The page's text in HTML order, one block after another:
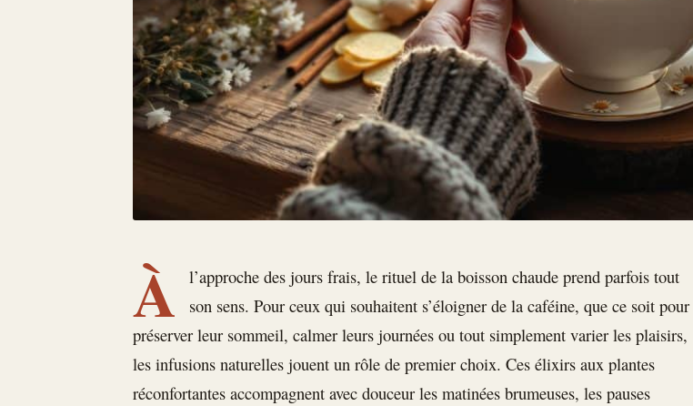
À
l’approche des jours frais, le rituel de la boisson chaude prend parfois tout
son sens. Pour ceux qui souhaitent s’éloigner de la caféine, que ce soit pour
préserver leur sommeil, calmer leurs journées ou tout simplement varier les plaisirs,
les infusions naturelles jouent un rôle de premier choix. Ces élixirs aux plantes
réconfortantes accompagnent avec douceur les matinées brumeuses, les pauses